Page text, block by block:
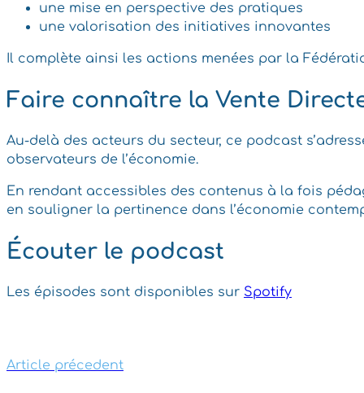
une mise en perspective des pratiques
une valorisation des initiatives innovantes
Il complète ainsi les actions menées par la
Faire connaître la Vente
Au-delà des acteurs du secteur, ce podcast
observateurs de l’économie.
En rendant accessibles des contenus à la fois
en souligner la pertinence dans l’économie
Écouter le podcast
Les épisodes sont disponibles sur Spotify
Article précedent